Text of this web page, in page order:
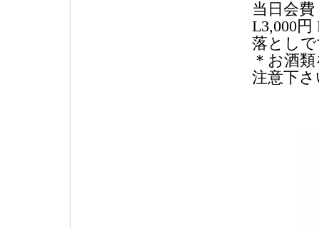
当日会
L3,000円
落とし
＊お酒
注意下